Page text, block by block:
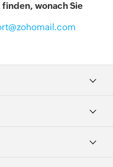
wonach Sie